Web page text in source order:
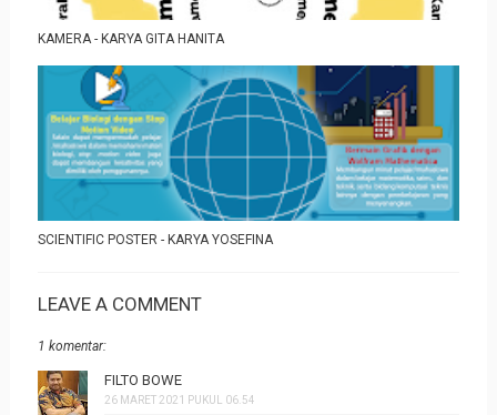
KAMERA - KARYA GITA HANITA
SCIENTIFIC POSTER - KARYA YOSEFINA
LEAVE A COMMENT
1 komentar:
FILTO BOWE
26 MARET 2021 PUKUL 06.54